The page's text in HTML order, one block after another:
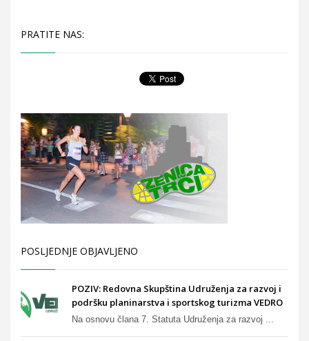
PRATITE NAS:
POSLJEDNJE OBJAVLJENO
POZIV: Redovna Skupština Udruženja za razvoj i
podršku planinarstva i sportskog turizma VEDRO
Na osnovu člana 7. Statuta Udruženja za razvoj ...